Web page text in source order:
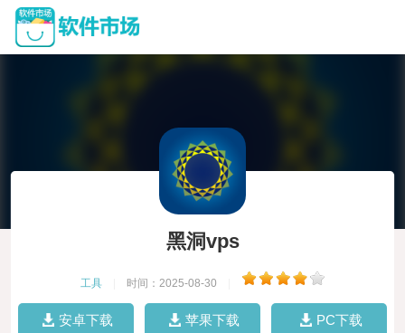
黑洞vps
工具 时间：2025-08-30
安卓下载 苹果下载 PC下载